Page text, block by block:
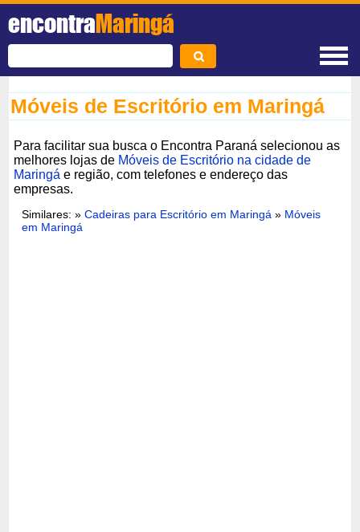
encontraMaringá
Móveis de Escritório em Maringá
Para facilitar sua busca o Encontra Paraná selecionou as
melhores lojas de Móveis de Escritório na cidade de
Maringá e região, com telefones e endereço das
empresas.
Similares: »Cadeiras para Escritório em Maringá » Móveis
em Maringá